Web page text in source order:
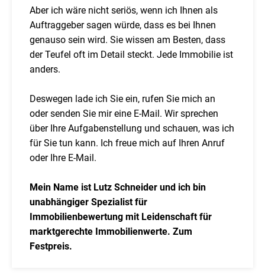
Aber ich wäre nicht seriös, wenn ich Ihnen als
Auftraggeber sagen würde, dass es bei Ihnen
genauso sein wird. Sie wissen am Besten, dass
der Teufel oft im Detail steckt. Jede Immobilie ist
anders.
Deswegen lade ich Sie ein, rufen Sie mich an
oder senden Sie mir eine E-Mail. Wir sprechen
über Ihre Aufgabenstellung und schauen, was ich
für Sie tun kann. Ich freue mich auf Ihren Anruf
oder Ihre E-Mail.
Mein Name ist Lutz Schneider und ich bin
unabhängiger Spezialist für
Immobilienbewertung mit Leidenschaft für
marktgerechte Immobilienwerte. Zum
Festpreis.